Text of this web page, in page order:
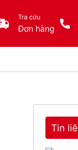
Tra cứu
Đơn hàng
Tin